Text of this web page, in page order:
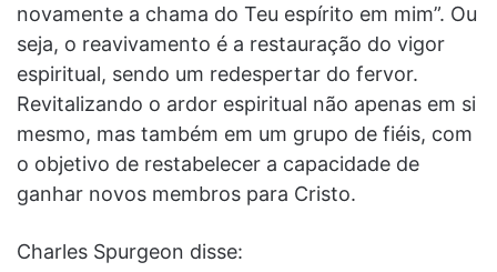
novamente a chama do Teu espírito em mim”. Ou
seja, o reavivamento é a restauração do vigor
espiritual, sendo um redespertar do fervor.
Revitalizando o ardor espiritual não apenas em si
mesmo, mas também em um grupo de fiéis, com
o objetivo de restabelecer a capacidade de
ganhar novos membros para Cristo.
Charles Spurgeon disse: